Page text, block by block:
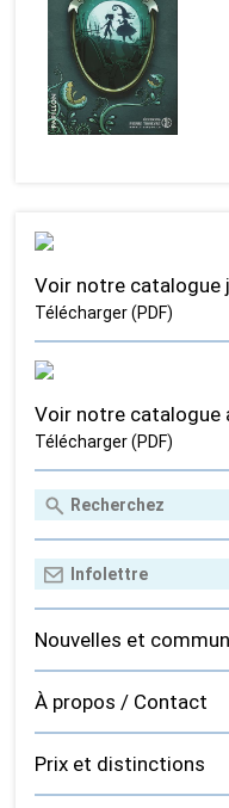
Voir notre catalogue
Télécharger (PDF)
Voir notre catalogue
Télécharger (PDF)
Nouvelles et
À propos / Contact
Prix et distinctions